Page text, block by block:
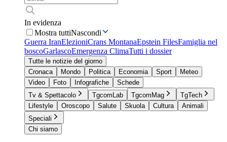
In evidenza
Mostra tuttiNascondi
Guerra IranElezioniCrans MontanaEpstein FilesFamiglia nel
boscoGarlascoEmergenza ClimaTutti i dossier
Tutte le notizie del giorno
Cronaca
Mondo Politica Economia Sport
Meteo
Video
Foto Infografiche
Schede
Tv & Spettacolo
TgcomLab TgcomMag
TgTech
Lifestyle
Oroscopo Salute Skuola Cultura
Animali
Speciali
Chi siamo